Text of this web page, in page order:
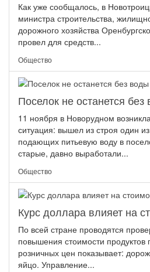
Как уже сообщалось, в
министра строительства,
дорожного хозяйства
провел для средств...
Общество
Поселок не останется без
11 ноября в Новорудном
ситуация: вышел из строя один
подающих питьевую воду в
старые, давно выработали...
Общество
Курс доллара влияет на
По всей стране проводятся
повышения стоимости продуктов
розничных цен показывает:
яйцо. Управление...